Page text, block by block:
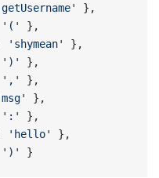
},
'('
},
'shymean'
},
')'
},
','
},
},
':'
},
'hello'
},
')' }